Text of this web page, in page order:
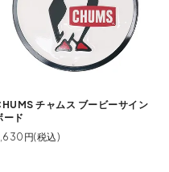
チャムス ブービーサイン
ード
円(税込)